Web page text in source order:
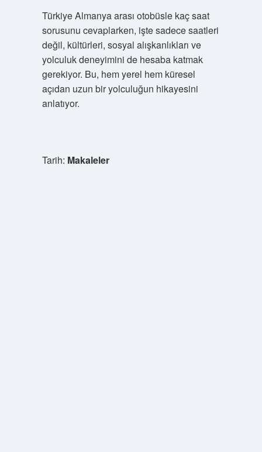
Türkiye Almanya arası otobüsle kaç saat
sorusunu cevaplarken, işte sadece saatleri
değil, kültürleri, sosyal alışkanlıkları ve
yolculuk deneyimini de hesaba katmak
gerekiyor. Bu, hem yerel hem küresel
açıdan uzun bir yolculuğun hikayesini
anlatıyor.
Tarih: Makaleler